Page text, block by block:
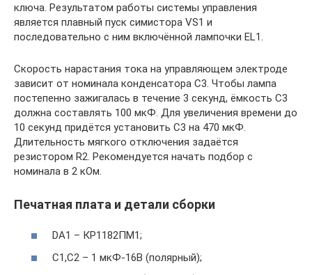
ключа. Результатом работы системы управления
является плавный пуск симистора VS1 и
последовательно с ним включённой лампочки EL1.
Скорость нарастания тока на управляющем электроде
зависит от номинала конденсатора С3. Чтобы лампа
постепенно зажигалась в течение 3 секунд, ёмкость С3
должна составлять 100 мкФ. Для увеличения времени до
10 секунд придётся установить С3 на 470 мкФ.
Длительность мягкого отключения задаётся
резистором R2. Рекомендуется начать подбор с
номинала в 2 кОм.
Печатная плата и детали сборки
DA1 – КР1182ПМ1;
С1,С2 – 1 мкФ-16В (полярный);